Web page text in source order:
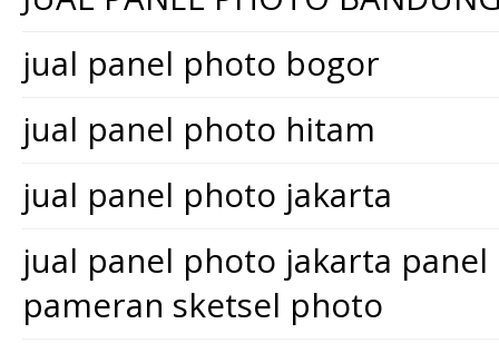
jual panel photo bogor
jual panel photo hitam
jual panel photo jakarta
jual panel photo jakarta
pameran sketsel photo